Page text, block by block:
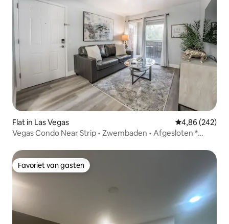
Flat in Las Vegas Gemiddelde
4,86 (242)
Vegas Condo Near Strip • Zwembaden • Afgesloten *
Favoriet van gasten
Favoriet van gasten